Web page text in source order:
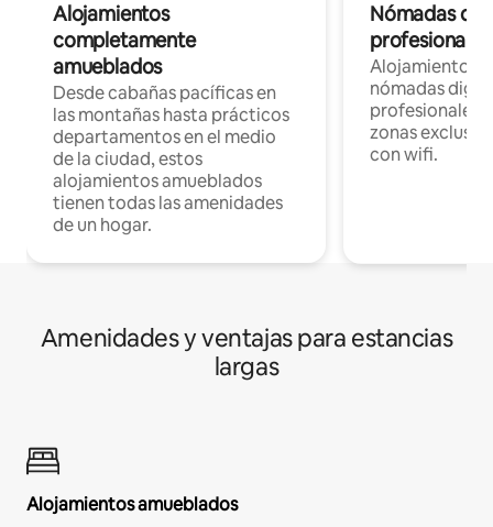
Alojamientos
completamente
amueblados
Desde cabañas pacíficas en
las montañas hasta prácticos
departamentos en el medio
de la ciudad, estos
alojamientos amueblados
tienen todas las amenidades
de un hogar.
Nómadas
Alojamientos
nómadas
profesionales
zonas
con wifi.
Amenidades y ventajas para estancias
largas
Alojamientos amueblados